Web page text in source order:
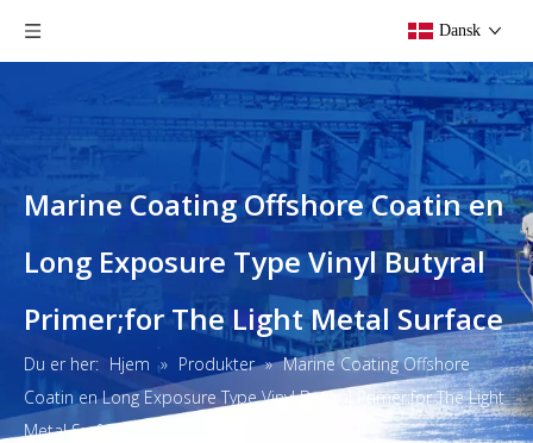
Dansk
Marine Coating Offshore Coatin en
Long Exposure Type Vinyl Butyral
Primer;for The Light Metal Surface
Du er her: Hjem » Produkter » Marine Coating Offshore
Coatin en Long Exposure Type Vinyl Butyral Primer;for The Light
Metal Surface